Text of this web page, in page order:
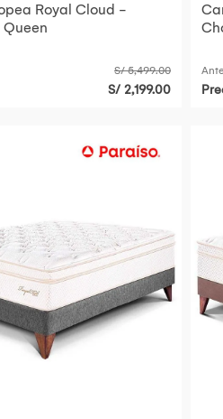
Royal Cloud -
S/ 5,499.00
S/ 2,199.00